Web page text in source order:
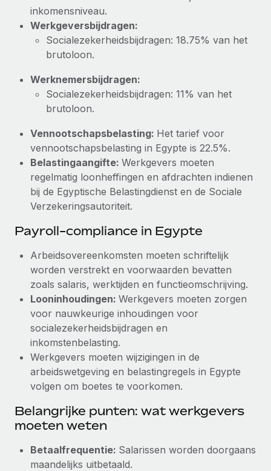
inkomensniveau.
Werkgeversbijdragen:
Socialezekerheidsbijdragen: 18.75% van het
brutoloon.
Werknemersbijdragen:
Socialezekerheidsbijdragen: 11% van het
brutoloon.
Vennootschapsbelasting: Het tarief voor
vennootschapsbelasting in Egypte is 22.5%.
Belastingaangifte: Werkgevers moeten
regelmatig loonheffingen en afdrachten indienen
bij de Egyptische Belastingdienst en de Sociale
Verzekeringsautoriteit.
Payroll-compliance in Egypte
Arbeidsovereenkomsten moeten schriftelijk
worden verstrekt en voorwaarden bevatten
zoals salaris, werktijden en functieomschrijving.
Looninhoudingen: Werkgevers moeten zorgen
voor nauwkeurige inhoudingen voor
socialezekerheidsbijdragen en
inkomstenbelasting.
Werkgevers moeten wijzigingen in de
arbeidswetgeving en belastingregels in Egypte
volgen om boetes te voorkomen.
Belangrijke punten: wat werkgevers
moeten weten
Betaalfrequentie: Salarissen worden doorgaans
maandelijks uitbetaald.